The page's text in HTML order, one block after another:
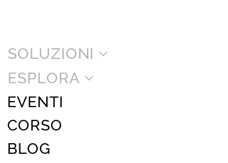
SOLUZIONI
ESPLORA
EVENTI
CORSO
BLOG